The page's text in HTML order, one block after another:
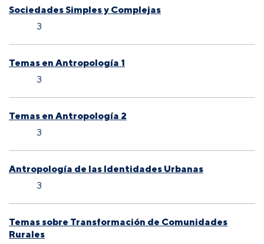
Sociedades Simples y Complejas
3
Temas en Antropología 1
3
Temas en Antropología 2
3
Antropología de las Identidades Urbanas
3
Temas sobre Transformación de Comunidades
Rurales